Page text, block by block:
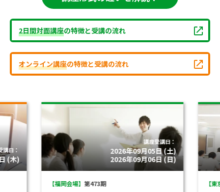
2日間対面講座の特徴と受講の流れ
オンライン講座の特徴と受講の流れ
日：
(木)
講座受講日：
2026年09月05日 (土)
2026年09月06日 (日)
【福岡会場】 第473期 【東